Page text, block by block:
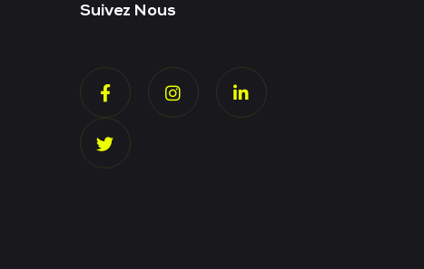
Suivez Nous